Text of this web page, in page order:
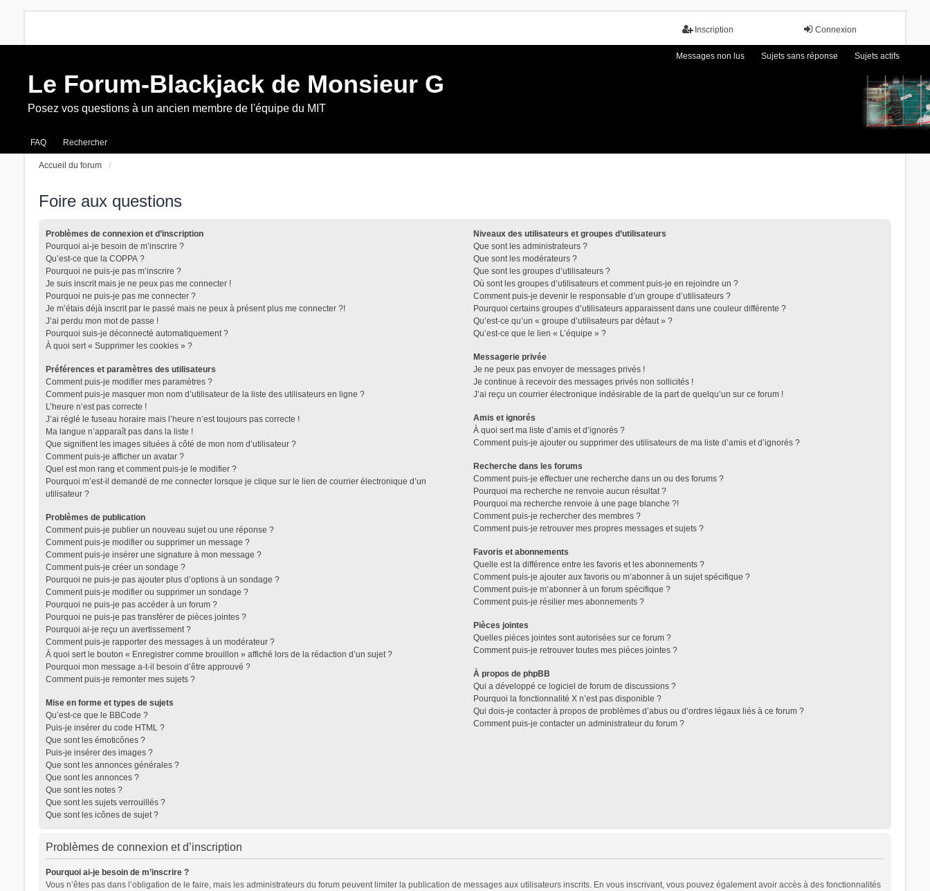
Connexion
Inscription
Messages non lus Sujets sans réponse Sujets actifs
Le Forum-Blackjack de Monsieur G
Posez vos questions à un ancien membre de l'équipe du MIT
FAQ Rechercher
Accueil du forum
Foire aux questions
Problèmes de connexion et d’inscription
Pourquoi ai-je besoin de m’inscrire ?
Qu’est-ce que la COPPA ?
Pourquoi ne puis-je pas m’inscrire ?
Je suis inscrit mais je ne peux pas me connecter !
Pourquoi ne puis-je pas me connecter ?
Je m’étais déjà inscrit par le passé mais ne peux à présent plus me connecter ?!
J’ai perdu mon mot de passe !
Pourquoi suis-je déconnecté automatiquement ?
À quoi sert « Supprimer les cookies » ?
Préférences et paramètres des utilisateurs
Comment puis-je modifier mes paramètres ?
Comment puis-je masquer mon nom d’utilisateur de la liste des utilisateurs en ligne ?
L’heure n’est pas correcte !
J’ai réglé le fuseau horaire mais l’heure n’est toujours pas correcte !
Ma langue n’apparaît pas dans la liste !
Que signifient les images situées à côté de mon nom d’utilisateur ?
Comment puis-je afficher un avatar ?
Quel est mon rang et comment puis-je le modifier ?
Pourquoi m’est-il demandé de me connecter lorsque je clique sur le lien de courrier électronique d’un
utilisateur ?
Problèmes de publication
Comment puis-je publier un nouveau sujet ou une réponse ?
Comment puis-je modifier ou supprimer un message ?
Comment puis-je insérer une signature à mon message ?
Comment puis-je créer un sondage ?
Pourquoi ne puis-je pas ajouter plus d’options à un sondage ?
Comment puis-je modifier ou supprimer un sondage ?
Pourquoi ne puis-je pas accéder à un forum ?
Pourquoi ne puis-je pas transférer de pièces jointes ?
Pourquoi ai-je reçu un avertissement ?
Comment puis-je rapporter des messages à un modérateur ?
À quoi sert le bouton « Enregistrer comme brouillon » affiché lors de la rédaction d’un sujet ?
Pourquoi mon message a-t-il besoin d’être approuvé ?
Comment puis-je remonter mes sujets ?
Mise en forme et types de sujets
Qu’est-ce que le BBCode ?
Puis-je insérer du code HTML ?
Que sont les émoticônes ?
Puis-je insérer des images ?
Que sont les annonces générales ?
Que sont les annonces ?
Que sont les notes ?
Que sont les sujets verrouillés ?
Que sont les icônes de sujet ?
Niveaux des utilisateurs et groupes d’utilisateurs
Que sont les administrateurs ?
Que sont les modérateurs ?
Que sont les groupes d’utilisateurs ?
Où sont les groupes d’utilisateurs et comment puis-je en rejoindre un ?
Comment puis-je devenir le responsable d’un groupe d’utilisateurs ?
Pourquoi certains groupes d’utilisateurs apparaissent dans une couleur différente ?
Qu’est-ce qu’un « groupe d’utilisateurs par défaut » ?
Qu’est-ce que le lien « L’équipe » ?
Messagerie privée
Je ne peux pas envoyer de messages privés !
Je continue à recevoir des messages privés non sollicités !
J’ai reçu un courrier électronique indésirable de la part de quelqu’un sur ce forum !
Amis et ignorés
À quoi sert ma liste d’amis et d’ignorés ?
Comment puis-je ajouter ou supprimer des utilisateurs de ma liste d’amis et d’ignorés ?
Recherche dans les forums
Comment puis-je effectuer une recherche dans un ou des forums ?
Pourquoi ma recherche ne renvoie aucun résultat ?
Pourquoi ma recherche renvoie à une page blanche ?!
Comment puis-je rechercher des membres ?
Comment puis-je retrouver mes propres messages et sujets ?
Favoris et abonnements
Quelle est la différence entre les favoris et les abonnements ?
Comment puis-je ajouter aux favoris ou m’abonner à un sujet spécifique ?
Comment puis-je m’abonner à un forum spécifique ?
Comment puis-je résilier mes abonnements ?
Pièces jointes
Quelles pièces jointes sont autorisées sur ce forum ?
Comment puis-je retrouver toutes mes pièces jointes ?
À propos de phpBB
Qui a développé ce logiciel de forum de discussions ?
Pourquoi la fonctionnalité X n’est pas disponible ?
Qui dois-je contacter à propos de problèmes d’abus ou d’ordres légaux liés à ce forum ?
Comment puis-je contacter un administrateur du forum ?
Problèmes de connexion et d’inscription
Pourquoi ai-je besoin de m’inscrire ?
Vous n’êtes pas dans l’obligation de le faire, mais les administrateurs du forum peuvent limiter la publication de messages aux utilisateurs inscrits. En vous inscrivant, vous pouvez également avoir accès à des fonctionnalités